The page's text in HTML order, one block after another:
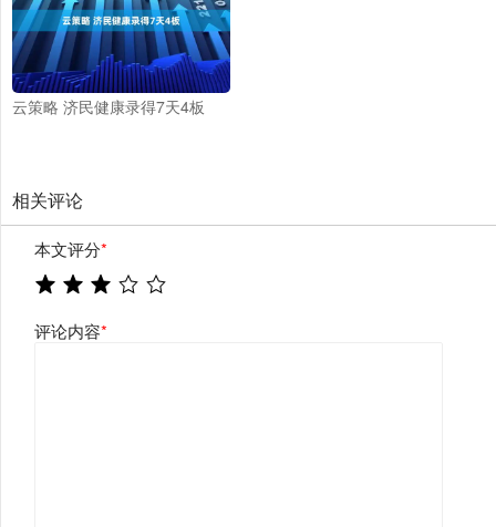
云策略 济民健康录得7天4板
相关评论
本文评分*
评论内容*